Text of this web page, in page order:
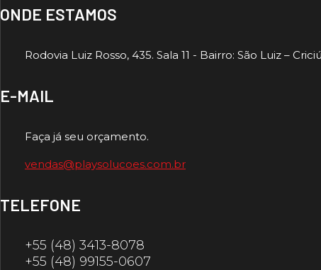
ONDE ESTAMOS
Rodovia Luiz Rosso, 435. Sala 11 - Bairro: São Luiz –
E-MAIL
Faça já seu orçamento.
vendas@playsolucoes.com.br
TELEFONE
+55 (48) 3413-8078
+55 (48) 99155-0607